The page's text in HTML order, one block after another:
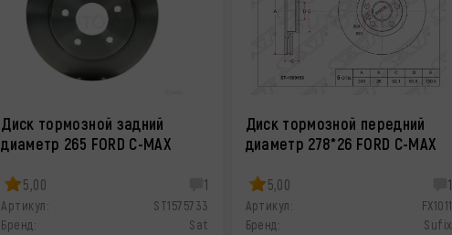
Диск тормозной задний
диаметр 265 FORD C-MAX
5,00 1
Артикул:
ST1575733
Бренд:
Sat
Диск тормозной передний
диаметр 278*26 FORD C-MAX
5,00 1
Артикул:
FX1011
Бренд:
Sufix